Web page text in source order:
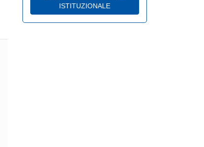
ISTITUZIONALE